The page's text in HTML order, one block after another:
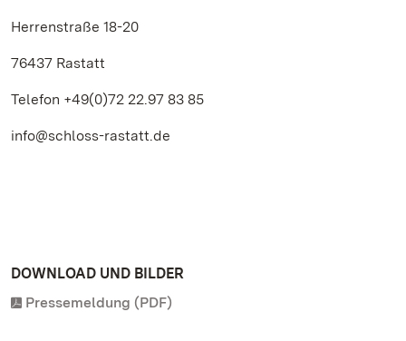
Herrenstraße 18-20
76437 Rastatt
Telefon +49(0)72 22.97 83 85
info@schloss-rastatt.de
DOWNLOAD UND BILDER
Pressemeldung (PDF)